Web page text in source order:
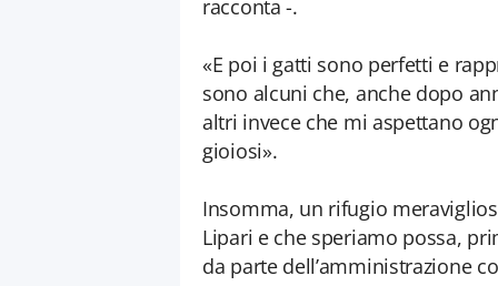
racconta -.
«E poi i gatti sono perfetti e
sono alcuni che, anche dopo
altri invece che mi aspettano
gioiosi».
Insomma, un rifugio
Lipari e che speriamo possa,
da parte dell’amministrazione